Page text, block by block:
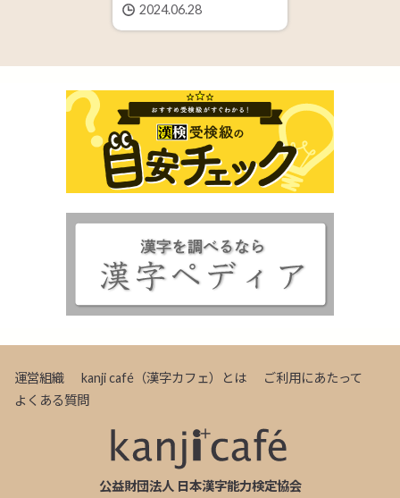
2024.06.28
運営組織 kanji café（漢字カフェ）とは
ご利用にあたって
よくある質問
公益財団法人 日本漢字能力検定協会